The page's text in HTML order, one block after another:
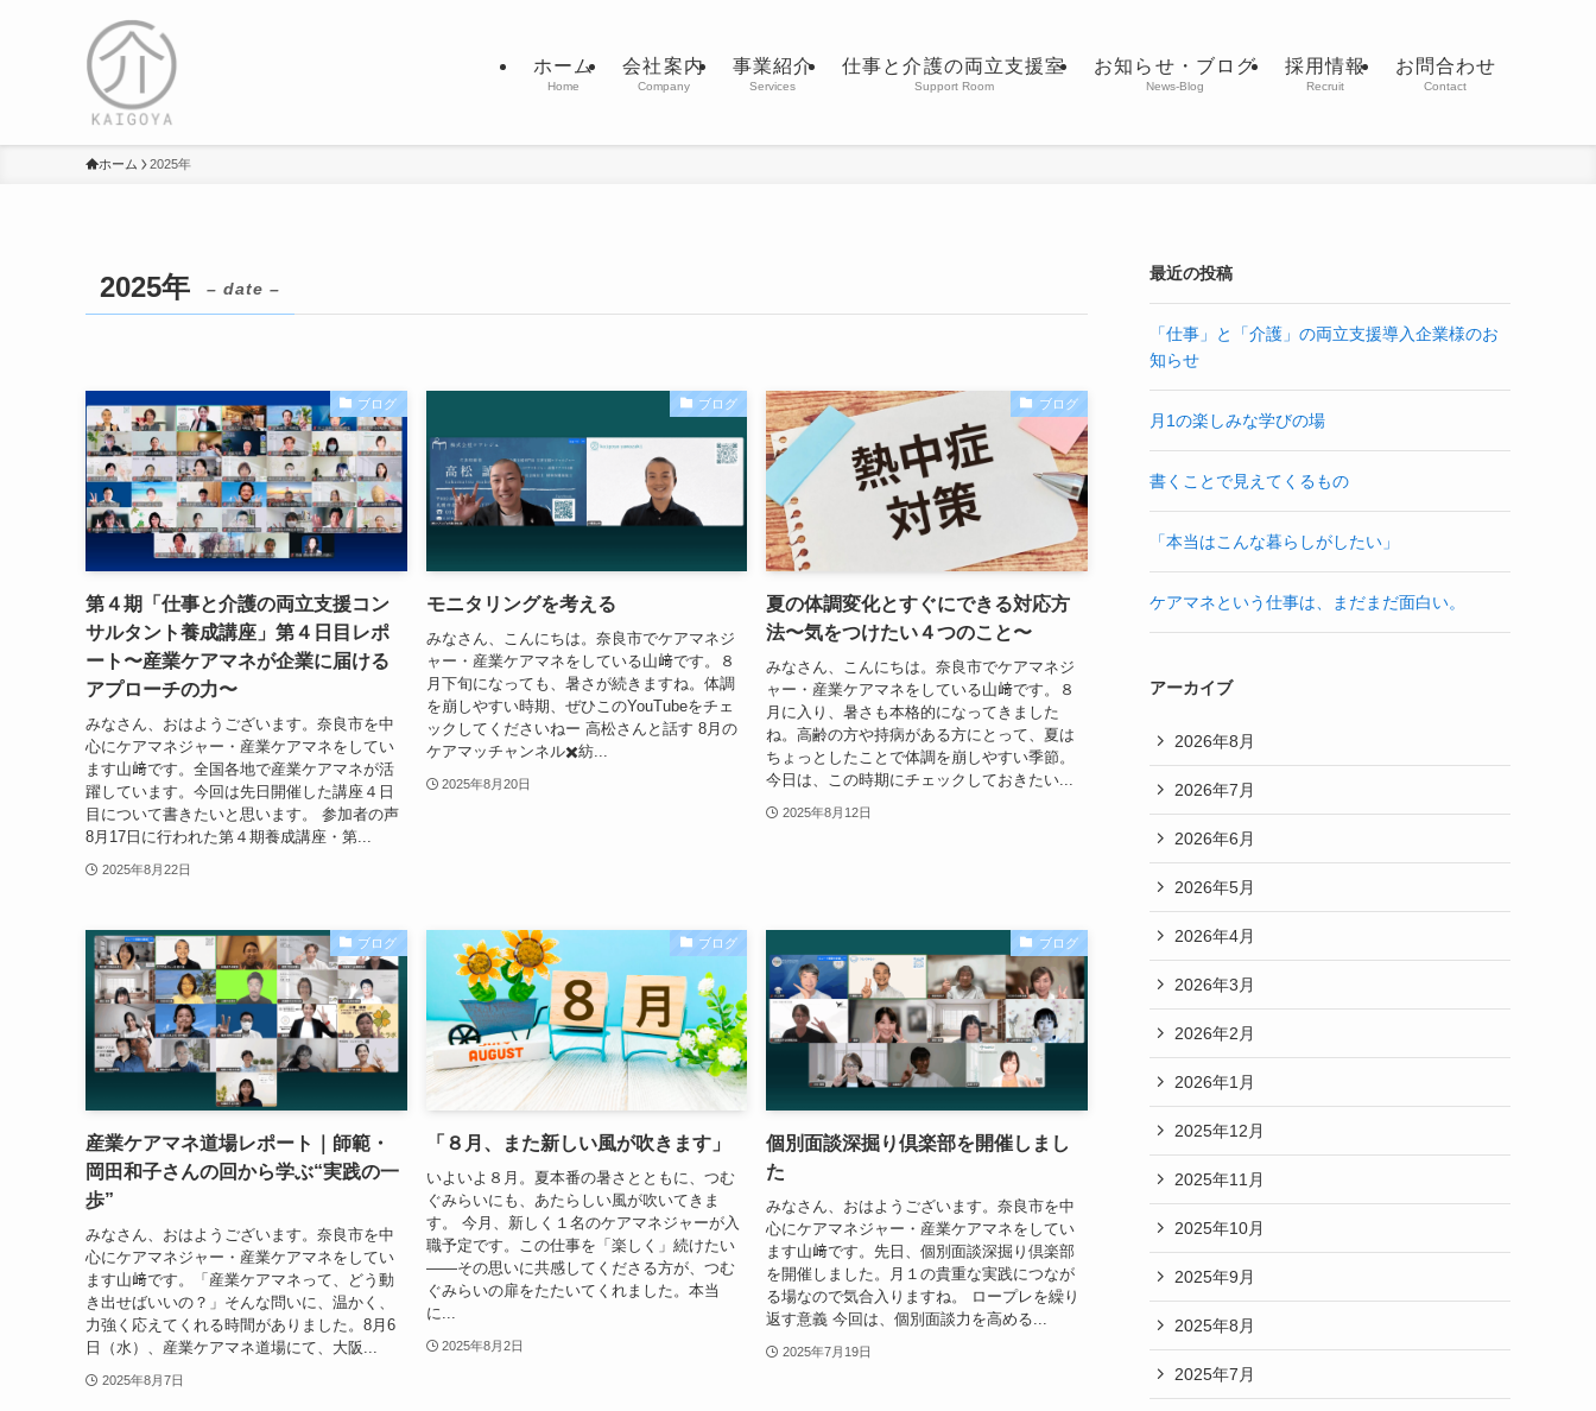
ホーム
Home
会社案内
Company
事業紹介
Services
仕事と介護の両立支援室
Support Room
お知らせ・ブログ
News-Blog
採用情報
Recruit
お問合わせ
Contact
ホーム 2025年
2025年 – date –
ブログ
第４期「仕事と介護の両立支援コン
サルタント養成講座」第４日目レポ
ート〜産業ケアマネが企業に届ける
アプローチの力〜
みなさん、おはようございます。奈良市を中
心にケアマネジャー・産業ケアマネをしてい
ます山﨑です。全国各地で産業ケアマネが活
躍しています。今回は先日開催した講座４日
目について書きたいと思います。 参加者の声
8月17日に行われた第４期養成講座・第...
2025年8月22日
ブログ
モニタリングを考える
みなさん、こんにちは。奈良市でケアマネジ
ャー・産業ケアマネをしている山﨑です。８
月下旬になっても、暑さが続きますね。体調
を崩しやすい時期、ぜひこのYouTubeをチェ
ックしてくださいねー 高松さんと話す 8月の
ケアマッチャンネル✖️紡...
2025年8月20日
ブログ
夏の体調変化とすぐにできる対応方
法〜気をつけたい４つのこと〜
みなさん、こんにちは。奈良市でケアマネジ
ャー・産業ケアマネをしている山﨑です。８
月に入り、暑さも本格的になってきました
ね。高齢の方や持病がある方にとって、夏は
ちょっとしたことで体調を崩しやすい季節。
今日は、この時期にチェックしておきたい...
2025年8月12日
ブログ
産業ケアマネ道場レポート｜師範・
岡田和子さんの回から学ぶ“実践の一
歩”
みなさん、おはようございます。奈良市を中
心にケアマネジャー・産業ケアマネをしてい
ます山﨑です。「産業ケアマネって、どう動
き出せばいいの？」そんな問いに、温かく、
力強く応えてくれる時間がありました。8月6
日（水）、産業ケアマネ道場にて、大阪...
2025年8月7日
ブログ
「８月、また新しい風が吹きます」
いよいよ８月。夏本番の暑さとともに、つむ
ぐみらいにも、あたらしい風が吹いてきま
す。 今月、新しく１名のケアマネジャーが入
職予定です。この仕事を「楽しく」続けたい
——その思いに共感してくださる方が、つむ
ぐみらいの扉をたたいてくれました。本当
に...
2025年8月2日
ブログ
️個別面談深掘り倶楽部を開催しまし
た
みなさん、おはようございます。奈良市を中
心にケアマネジャー・産業ケアマネをしてい
ます山﨑です。先日、個別面談深掘り倶楽部
を開催しました。月１の貴重な実践につなが
る場なので気合入りますね。 ロープレを繰り
返す意義 今回は、個別面談力を高める...
2025年7月19日
最近の投稿
「仕事」と「介護」の両立支援導入企業様のお
知らせ
月1の楽しみな学びの場
書くことで見えてくるもの
「本当はこんな暮らしがしたい」
ケアマネという仕事は、まだまだ面白い。
アーカイブ
2026年8月
2026年7月
2026年6月
2026年5月
2026年4月
2026年3月
2026年2月
2026年1月
2025年12月
2025年11月
2025年10月
2025年9月
2025年8月
2025年7月